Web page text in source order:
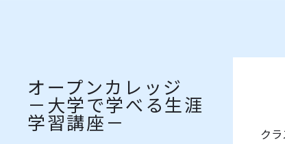
オープンカレッジ
－大学で学べる生涯
学習講座－
ク